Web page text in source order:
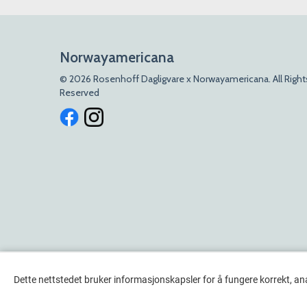
Norwayamericana
© 2026 Rosenhoff Dagligvare x Norwayamericana. All
Reserved
Dette nettstedet bruker informasjonskapsler for å fungere korrekt,